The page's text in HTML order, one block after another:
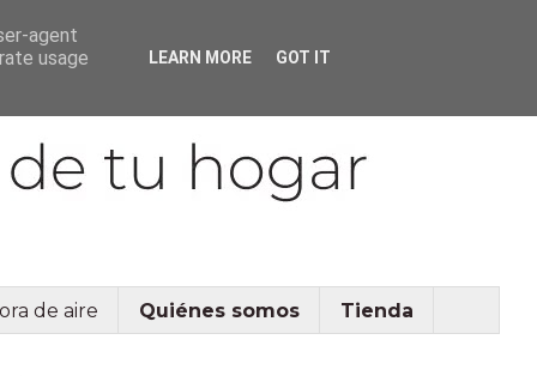
de aire Quiénes somos Tienda
agent
usage
LEARN MORE GOT IT